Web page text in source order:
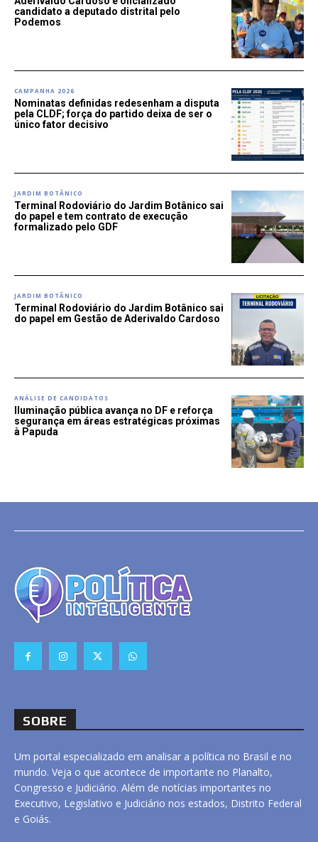
candidato a deputado distrital pelo
Podemos
CAMPANHA 2026
Nominatas definidas redesenham a disputa
pela CLDF; força do partido deixa de ser o
único fator decisivo
JARDIM BOTÂNICO
Terminal Rodoviário do Jardim Botânico sai
do papel e tem contrato de execução
formalizado pelo GDF
JARDIM BOTÂNICO
Terminal Rodoviário do Jardim Botânico sai
do papel em Gestão de Aderivaldo Cardoso
ANÁLISE DE CANDIDATOS
Iluminação pública avança no DF e reforça
segurança em áreas estratégicas próximas
à Papuda
SOBRE
Um portal especializado em analisar a política no Brasil e no
mundo. Veja o que acontece de importante no Planalto,
Congresso e Judiciário. Além de notícias importantes no
Executivo, Legislativo e Judiciário nos estados, Distrito Federal
e Goiás.